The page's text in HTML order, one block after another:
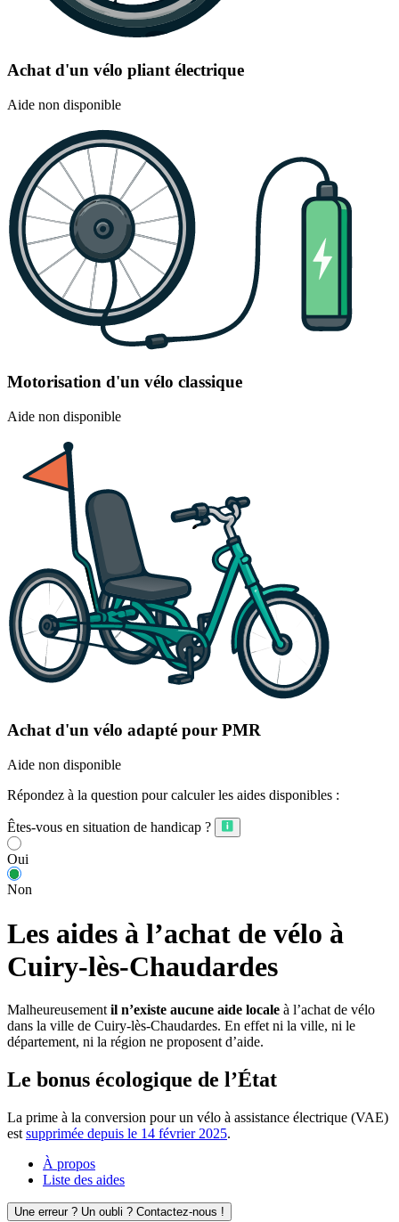
Achat d'un vélo pliant électrique
Aide non disponible
Motorisation d'un vélo classique
Aide non disponible
Achat d'un vélo adapté pour PMR
Aide non disponible
Répondez à la question pour calculer les aides disponibles :
Êtes-vous en situation de handicap ?
Oui
Non
Les aides à l’achat de vélo à
Cuiry-lès-Chaudardes
Malheureusement il n’existe aucune aide locale à l’achat de vélo
dans la ville de Cuiry-lès-Chaudardes. En effet ni la ville, ni le
département, ni la région ne proposent d’aide.
Le bonus écologique de l’État
La prime à la conversion pour un vélo à assistance électrique (VAE)
est supprimée depuis le 14 février 2025.
À propos
Liste des aides
Une erreur ? Un oubli ? Contactez-nous !